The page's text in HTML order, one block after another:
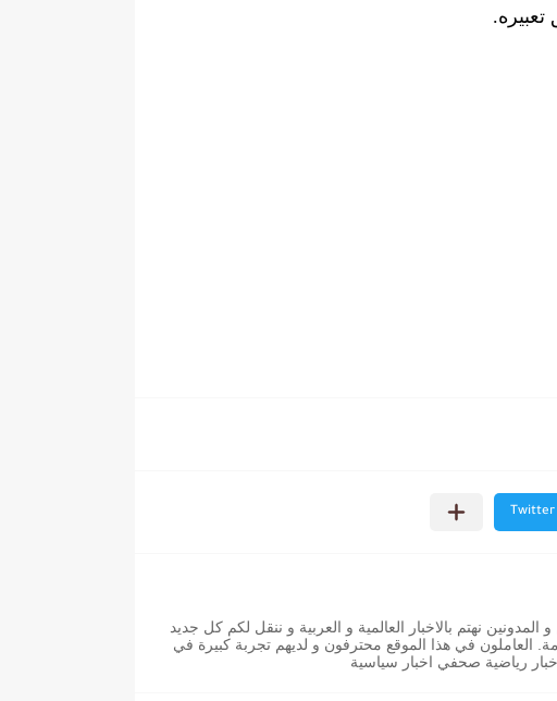
نهتم بالاخبار العالمية و العربية و ننقل لكم كل جديد
العاملون في هذا الموقع محترفون و لديهم تجربة كبيرة في
رياضية صحفي اخبار سياسية